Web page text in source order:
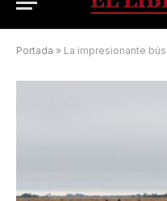
Portada » La impresionante